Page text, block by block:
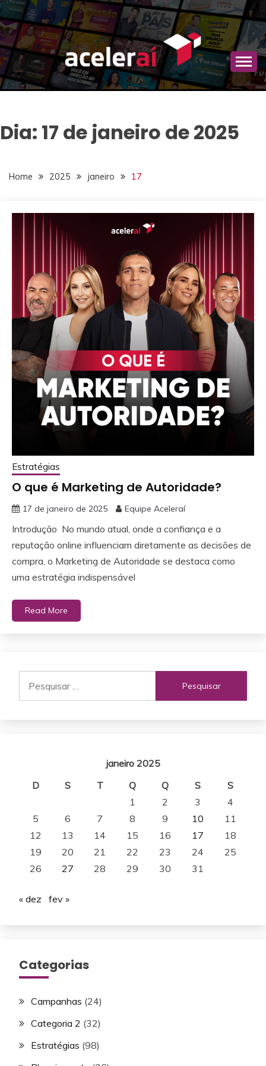
Skip
to
content
BLOG ACELERAÍ
Estratégias de marketing de autoridade, campanhas
com celebridades e planejamento comercial para
Dia: 17 de janeiro de 2025
Home 2025 janeiro 17
Estratégias
O que é Marketing de Autoridade?
17 de janeiro de 2025 Equipe Aceleraí
Introdução No mundo atual, onde a confiança e a
reputação online influenciam diretamente as decisões de
compra, o Marketing de Autoridade se destaca como
uma estratégia indispensável
Read More
por:
janeiro 2025
D
S T Q Q S
S
1
2 3
4
5
6 7 8 9 10
11
12
13 14 15 16 17
18
19
20 21 22 23 24
25
26
27 28 29 30 31
« dez fev »
Categorias
Campanhas (24)
Categoria 2 (32)
Estratégias (98)